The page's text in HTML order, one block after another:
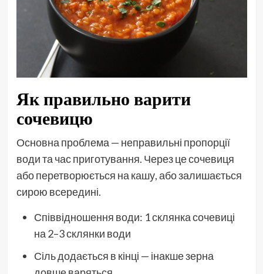
Як правильно варити
сочевицю
Основна проблема — неправильні пропорції
води та час приготування. Через це сочевиця
або перетворюється на кашу, або залишається
сирою всередині.
Співвідношення води: 1 склянка сочевиці
на 2–3 склянки води
Сіль додається в кінці — інакше зерна